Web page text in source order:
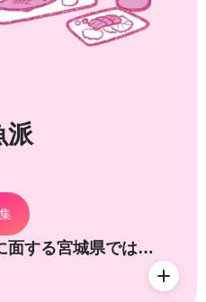
派
面する宮城県では…